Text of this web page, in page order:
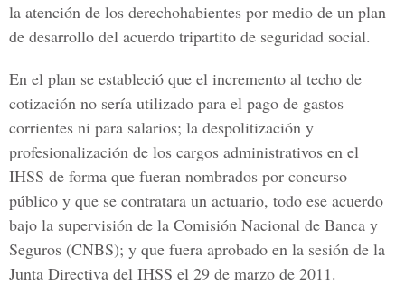
la atención de los derechohabientes por medio de un plan
de desarrollo del acuerdo tripartito de seguridad social.
En el plan se estableció que el incremento al techo de
cotización no sería utilizado para el pago de gastos
corrientes ni para salarios; la despolitización y
profesionalización de los cargos administrativos en el
IHSS de forma que fueran nombrados por concurso
público y que se contratara un actuario, todo ese acuerdo
bajo la supervisión de la Comisión Nacional de Banca y
Seguros (CNBS); y que fuera aprobado en la sesión de la
Junta Directiva del IHSS el 29 de marzo de 2011.